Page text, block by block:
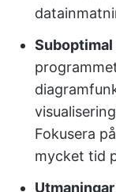
Fokusera
mycket tid